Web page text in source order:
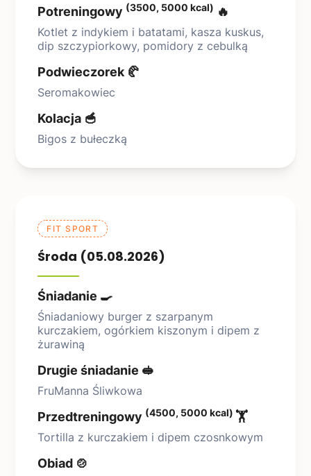
Potreningowy (3500, 5000 kcal) 🔥
Kotlet z indykiem i batatami, kasza kuskus,
dip szczypiorkowy, pomidory z cebulką
Podwieczorek 🥐
Seromakowiec
Kolacja 🥣
Bigos z bułeczką
FIT SPORT
Środa (05.08.2026)
Śniadanie 🍳
Śniadaniowy burger z szarpanym
kurczakiem, ogórkiem kiszonym i dipem z
żurawiną
Drugie śniadanie 🥪
FruManna Śliwkowa
Przedtreningowy (4500, 5000 kcal) 🏋️
Tortilla z kurczakiem i dipem czosnkowym
Obiad 🍲